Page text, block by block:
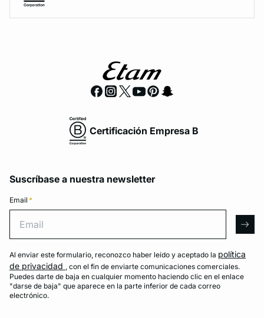
Certificación Empresa B
Suscríbase a nuestra newsletter
Email *
Al enviar este formulario, reconozco haber leído y aceptado la política
de privacidad , con el fin de enviarte comunicaciones comerciales.
Puedes darte de baja en cualquier momento haciendo clic en el enlace
"darse de baja" que aparece en la parte inferior de cada correo
electrónico.